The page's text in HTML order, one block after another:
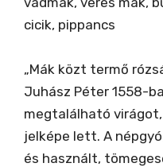
cicik, pippancs
„Mák közt termő
Juhász Péter 1558-
megtalálható
jelképe lett. A
és használt,